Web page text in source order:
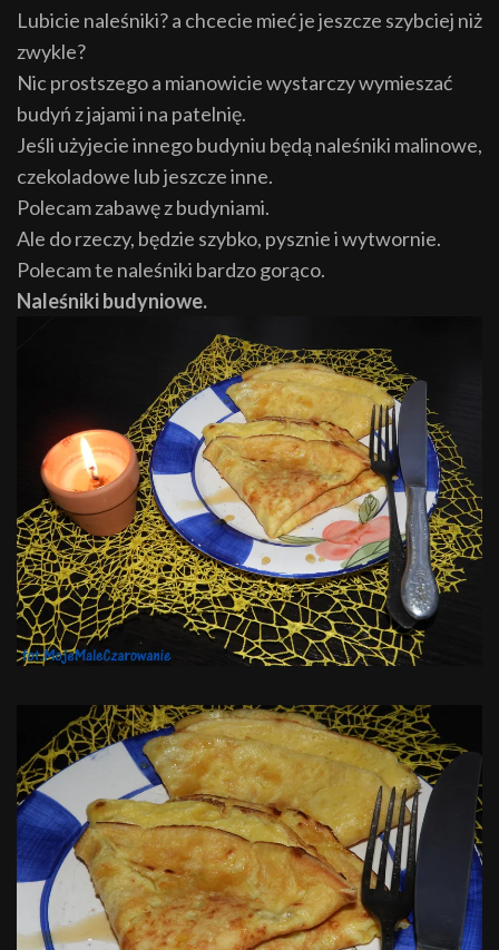
Lubicie naleśniki? a chcecie mieć je jeszcze szybciej niż
zwykle?
Nic prostszego a mianowicie wystarczy wymieszać
budyń z jajami i na patelnię.
Jeśli użyjecie innego budyniu będą naleśniki malinowe,
czekoladowe lub jeszcze inne.
Polecam zabawę z budyniami.
Ale do rzeczy, będzie szybko, pysznie i wytwornie.
Polecam te naleśniki bardzo gorąco.
Naleśniki budyniowe.